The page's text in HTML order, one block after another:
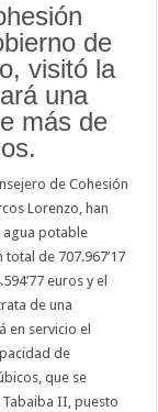
de
visitó la
una
más de
de Cohesión
Lorenzo, han
potable
de 707.967’17
euros y el
de una
en servicio el
de
que se
II, puesto